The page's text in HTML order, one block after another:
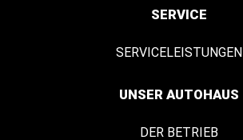
SERVICE
SERVICELEISTUNGEN
UNSER AUTOHAUS
DER BETRIEB